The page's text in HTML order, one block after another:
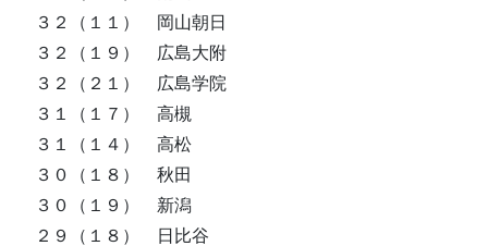
３２（１１） 岡山朝日
３２（１９） 広島大附
３２（２１） 広島学院
３１（１７） 高槻
３１（１４） 高松
３０（１８） 秋田
３０（１９） 新潟
２９（１８） 日比谷